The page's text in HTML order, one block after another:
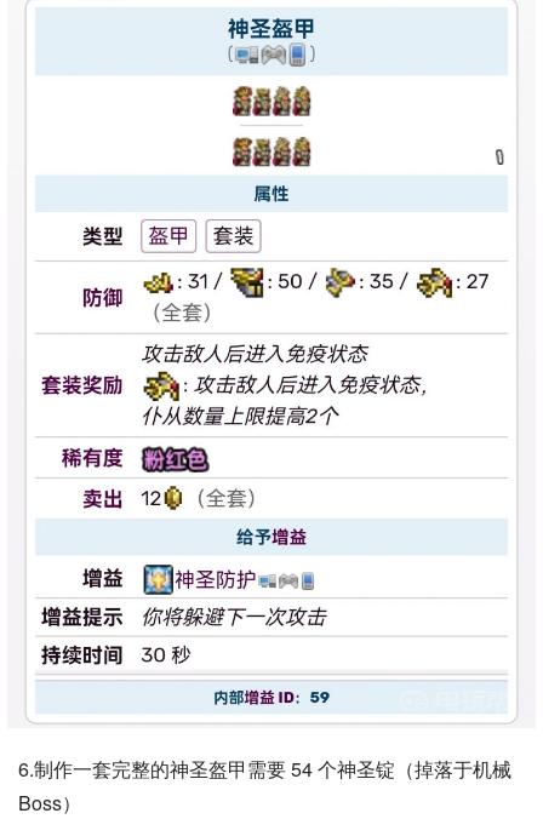
6.制作一套完整的神圣盔甲需要 54 个神圣锭（掉落于机械
Boss）